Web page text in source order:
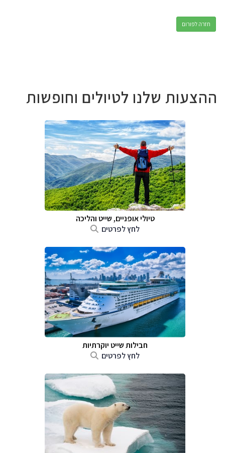
חזרה לפורום
ההצעות שלנו לטיולים וחופשות
טיולי אופניים, שייט והליכה
לחץ לפרטים
חבילות שייט יוקרתיות
לחץ לפרטים